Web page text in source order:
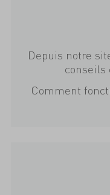
Depuis notre
conseils
Comment